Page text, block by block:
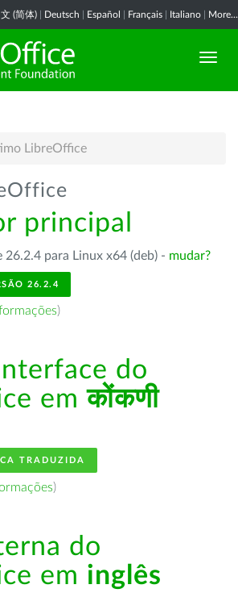
(简体) Deutsch Español Français Italiano More...
LibreOffice
principal
26.2.4 para Linux x64 (deb) - mudar?
26.2.4
)
do
emकोंकणी
TRADUZIDA
)
do
em inglês